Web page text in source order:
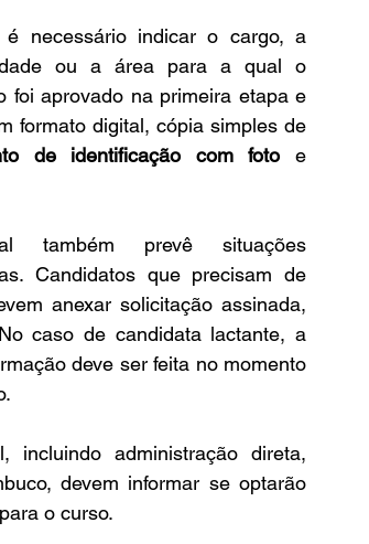
é necessário indicar o cargo, a
ou a área para a qual o
foi aprovado na primeira etapa e
de identificação com foto
também prevê situações
Candidatos que precisam de
anexar solicitação assinada,
caso de candidata lactante, a
deve ser feita no momento
incluindo administração direta,
devem informar se optarão
o curso.